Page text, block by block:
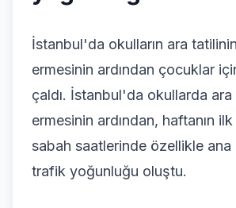
İstanbul'da okulların ara
ermesinin ardından çocuklar
çaldı. İstanbul'da okullarda
ermesinin ardından, haftanın
sabah saatlerinde özellikle ana
trafik yoğunluğu oluştu.